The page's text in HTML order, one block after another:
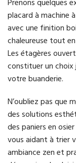
Prenons quelques
placard à machine
avec une finition
chaleureuse tout
Les étagères
constituer un choix
votre buanderie.
N’oubliez pas que
des solutions
des paniers en
vous aidant à trier
ambiance zen et